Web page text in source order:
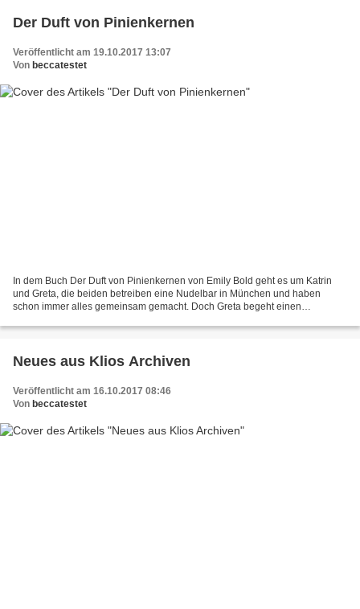
Der Duft von Pinienkernen
Veröffentlicht am 19.10.2017 13:07
Von beccatestet
In dem Buch Der Duft von Pinienkernen von Emily Bold geht es um Katrin
und Greta, die beiden betreiben eine Nudelbar in München und haben
schon immer alles gemeinsam gemacht. Doch Greta begeht einen
Neues aus Klios Archiven
Veröffentlicht am 16.10.2017 08:46
Von beccatestet